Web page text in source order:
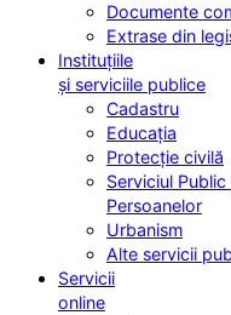
Documente
Extrase din
Instituțiile
și serviciile publice
Cadastru
Educația
Protecție civilă
Serviciul
Persoanelor
Urbanism
Alte servicii
Servicii
online